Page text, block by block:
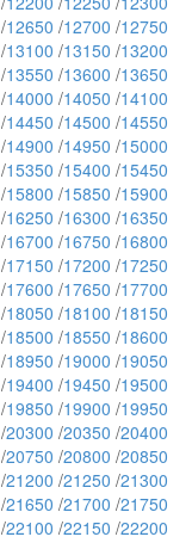
/12650 /12700 /12750
/13100 /13150 /13200
/13550 /13600 /13650
/14000 /14050 /14100
/14450 /14500 /14550
/14900 /14950 /15000
/15350 /15400 /15450
/15800 /15850 /15900
/16250 /16300 /16350
/16700 /16750 /16800
/17150 /17200 /17250
/17600 /17650 /17700
/18050 /18100 /18150
/18500 /18550 /18600
/18950 /19000 /19050
/19400 /19450 /19500
/19850 /19900 /19950
/20300 /20350 /20400
/20750 /20800 /20850
/21200 /21250 /21300
/21650 /21700 /21750
/22100 /22150 /22200